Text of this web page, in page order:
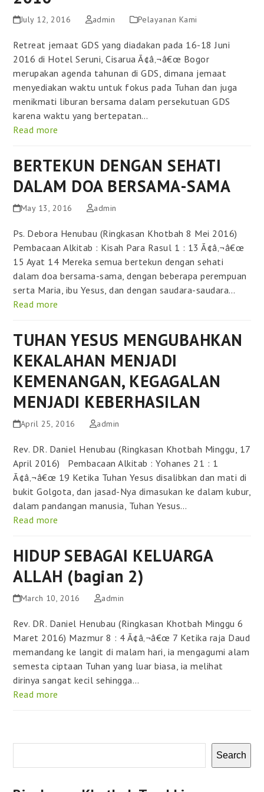
July 12, 2016 admin Pelayanan Kami
Retreat jemaat GDS yang diadakan pada 16-18 Juni
2016 di Hotel Seruni, Cisarua Ã¢â‚¬â€œ Bogor
merupakan agenda tahunan di GDS, dimana jemaat
menyediakan waktu untuk fokus pada Tuhan dan juga
menikmati liburan bersama dalam persekutuan GDS
karena waktu yang bertepatan…
Read more
BERTEKUN DENGAN SEHATI
DALAM DOA BERSAMA-SAMA
May 13, 2016 admin
Ps. Debora Henubau (Ringkasan Khotbah 8 Mei 2016)
Pembacaan Alkitab : Kisah Para Rasul 1 : 13 Ã¢â‚¬â€œ
15 Ayat 14 Mereka semua bertekun dengan sehati
dalam doa bersama-sama, dengan beberapa perempuan
serta Maria, ibu Yesus, dan dengan saudara-saudara…
Read more
TUHAN YESUS MENGUBAHKAN
KEKALAHAN MENJADI
KEMENANGAN, KEGAGALAN
MENJADI KEBERHASILAN
April 25, 2016 admin
Rev. DR. Daniel Henubau (Ringkasan Khotbah Minggu, 17
April 2016) Pembacaan Alkitab : Yohanes 21 : 1
Ã¢â‚¬â€œ 19 Ketika Tuhan Yesus disalibkan dan mati di
bukit Golgota, dan jasad-Nya dimasukan ke dalam kubur,
dalam pandangan manusia, Tuhan Yesus…
Read more
HIDUP SEBAGAI KELUARGA
ALLAH (bagian 2)
March 10, 2016 admin
Rev. DR. Daniel Henubau (Ringkasan Khotbah Minggu 6
Maret 2016) Mazmur 8 : 4 Ã¢â‚¬â€œ 7 Ketika raja Daud
memandang ke langit di malam hari, ia mengagumi alam
semesta ciptaan Tuhan yang luar biasa, ia melihat
dirinya sangat kecil sehingga…
Read more
Search